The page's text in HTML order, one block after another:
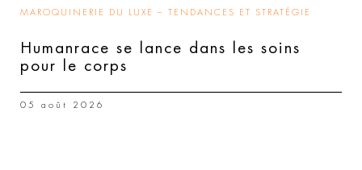
MAROQUINERIE DU LUXE – TENDANCES ET STRATÉGIE
Humanrace se lance dans les soins
pour le corps
05 août 2026